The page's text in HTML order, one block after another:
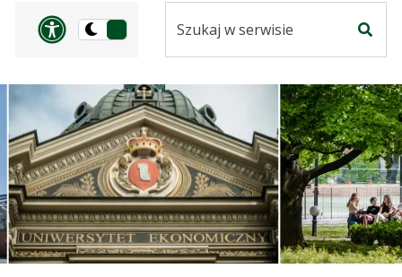
Panel dostosowania
Przełącz
ciemną
serwisie